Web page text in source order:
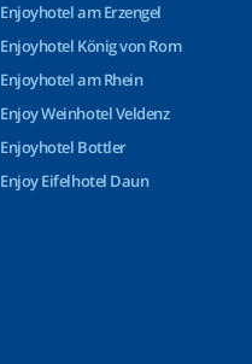
Enjoyhotel am Erzengel
Enjoyhotel König von Rom
Enjoyhotel am Rhein
Enjoy Weinhotel Veldenz
Enjoyhotel Bottler
Enjoy Eifelhotel Daun